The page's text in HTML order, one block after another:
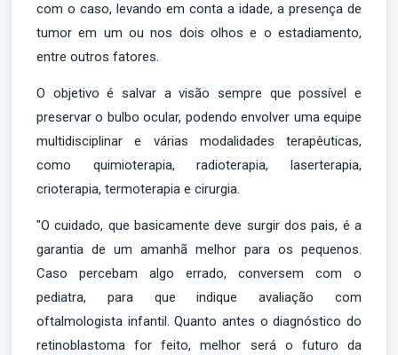
com o caso, levando em conta a idade, a presença de
tumor em um ou nos dois olhos e o estadiamento,
entre outros fatores.
O objetivo é salvar a visão sempre que possível e
preservar o bulbo ocular, podendo envolver uma equipe
multidisciplinar e várias modalidades terapêuticas,
como quimioterapia, radioterapia, laserterapia,
crioterapia, termoterapia e cirurgia.
"O cuidado, que basicamente deve surgir dos pais, é a
garantia de um amanhã melhor para os pequenos.
Caso percebam algo errado, conversem com o
pediatra, para que indique avaliação com
oftalmologista infantil. Quanto antes o diagnóstico do
retinoblastoma for feito, melhor será o futuro da